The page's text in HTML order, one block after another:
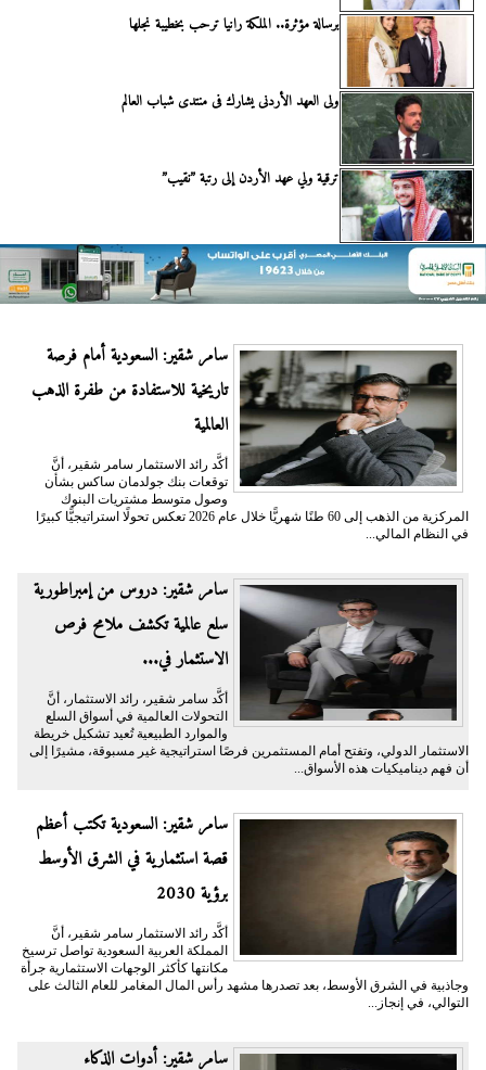
برسالة مؤثرة.. الملكة رانيا ترحب بخطيبة نجلها
ولى العهد الأردنى يشارك فى منتدى شباب العالم
ترقية ولي عهد الأردن إلى رتبة ”نقيب”
سامر شقير: السعودية أمام فرصة
تاريخية للاستفادة من طفرة الذهب
العالمية
أكَّد رائد الاستثمار سامر شقير، أنَّ
توقعات بنك جولدمان ساكس بشأن
وصول متوسط مشتريات البنوك
المركزية من الذهب إلى 60 طنًا شهريًّا خلال عام 2026 تعكس تحولًا استراتيجيًّا كبيرًا
في النظام المالي...
سامر شقير: دروس من إمبراطورية
سلع عالمية تكشف ملامح فرص
الاستثمار في...
أكَّد سامر شقير، رائد الاستثمار، أنَّ
التحولات العالمية في أسواق السلع
والموارد الطبيعية تُعيد تشكيل خريطة
الاستثمار الدولي، وتفتح أمام المستثمرين فرصًا استراتيجية غير مسبوقة، مشيرًا إلى
أن فهم ديناميكيات هذه الأسواق...
سامر شقير: السعودية تكتب أعظم
قصة استثمارية في الشرق الأوسط
برؤية 2030
أكَّد رائد الاستثمار سامر شقير، أنَّ
المملكة العربية السعودية تواصل ترسيخ
مكانتها كأكثر الوجهات الاستثمارية جرأة
وجاذبية في الشرق الأوسط، بعد تصدرها مشهد رأس المال المغامر للعام الثالث على
التوالي، في إنجاز...
سامر شقير: أدوات الذكاء